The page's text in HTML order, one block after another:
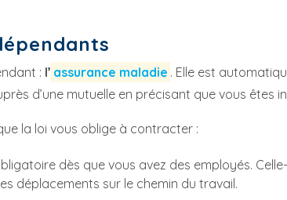
: l’ assurance maladie . Elle est
d’une mutuelle en précisant que vous êtes
la loi vous oblige à contracter :
dès que vous avez des employés.
déplacements sur le chemin du travail.